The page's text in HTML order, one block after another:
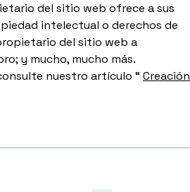
del sitio web ofrece a sus
intelectual o derechos de
del sitio web a
y mucho, mucho más.
nuestro artículo “Creación